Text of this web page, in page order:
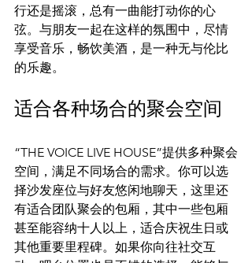
行还是摇滚，总有一曲能打动你的心
弦。与朋友一起在这样的氛围中，尽情
享受音乐，畅饮美酒，是一种无与伦比
的乐趣。
适合各种场合的聚会空间
“THE VOICE LIVE HOUSE”提供多种聚会
空间，满足不同场合的需求。你可以选
择沙发座位与好友悠闲地聊天，这里还
有适合团队聚会的包厢，其中一些包厢
甚至能容纳十人以上，适合庆祝生日或
其他重要里程碑。如果你向往社交互